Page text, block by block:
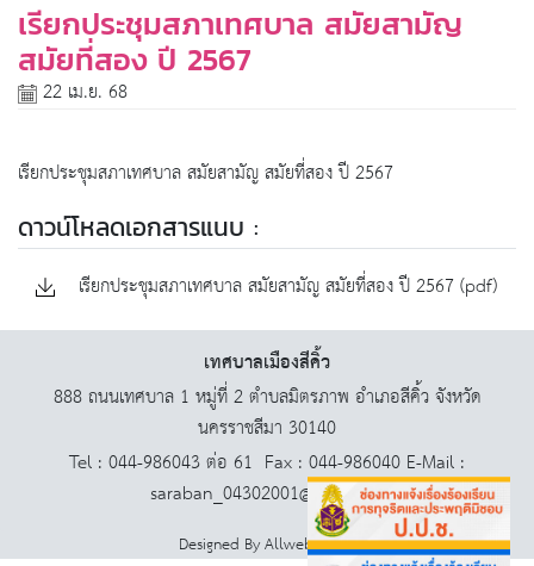
เรียกประชุมสภาเทศบาล สมัยสามัญ
สมัยที่สอง ปี 2567
22 เม.ย. 68
เรียกประชุมสภาเทศบาล สมัยสามัญ สมัยที่สอง ปี 2567
ดาวน์โหลดเอกสารแนบ :
เรียกประชุมสภาเทศบาล สมัยสามัญ สมัยที่สอง ปี 2567 (pdf)
เทศบาลเมืองสีคิ้ว
888 ถนนเทศบาล 1 หมู่ที่ 2 ตำบลมิตรภาพ อำเภอสีคิ้ว จังหวัด
นครราชสีมา 30140
Tel : 044-986043 ต่อ 61 Fax : 044-986040 E-Mail :
saraban_04302001@dla.go.th
Designed ByAllwebGroup